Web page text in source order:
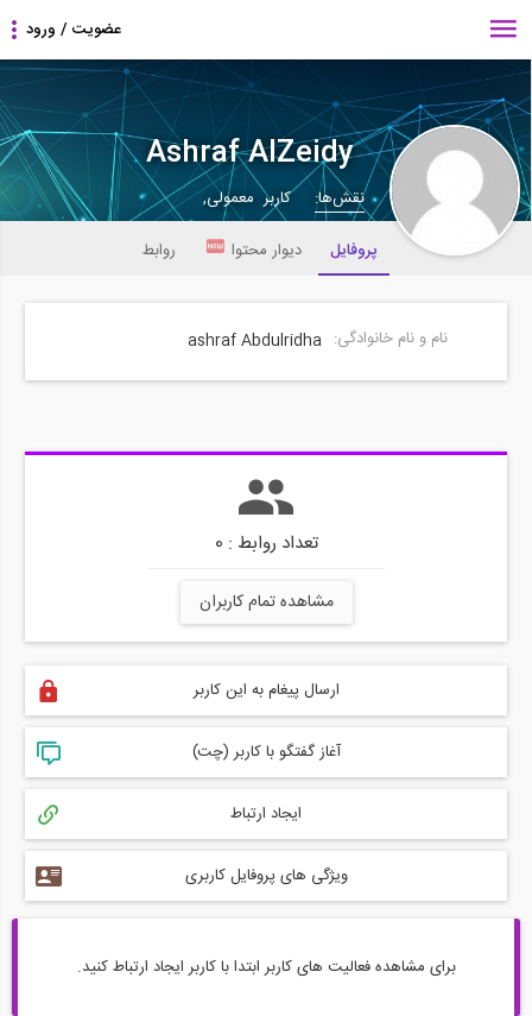
Ashraf AlZeidy
نقش‌ها:
کاربر معمولی,
پروفایل
دیوار محتوا روابط
نام و نام خانوادگی: ashraf Abdulridha
تعداد روابط : 0
مشاهده تمام کاربران
ارسال پیغام به این کاربر
آغاز گفتگو با کاربر (چت)
ایجاد ارتباط
ویژگی های پروفایل کاربری
برای مشاهده فعالیت های کاربر ابتدا با کاربر ایجاد ارتباط کنید.